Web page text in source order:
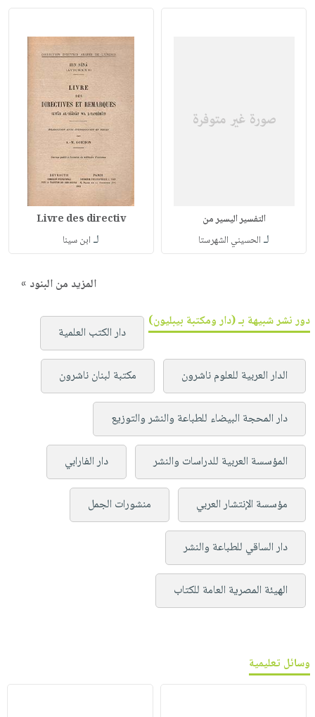
التفسير اليسير من
لـ الحسيني الشهرستا
Livre des directiv
لـ ابن سينا
المزيد من البنود »
دور نشر شبيهة بـ (دار ومكتبة بيبليون)
دار الكتب العلمية
الدار العربية للعلوم ناشرون مكتبة لبنان ناشرون
دار المحجة البيضاء للطباعة والنشر والتوزيع
المؤسسة العربية للدراسات والنشر دار الفارابي
مؤسسة الإنتشار العربي منشورات الجمل
دار الساقي للطباعة والنشر
الهيئة المصرية العامة للكتاب
وسائل تعليمية